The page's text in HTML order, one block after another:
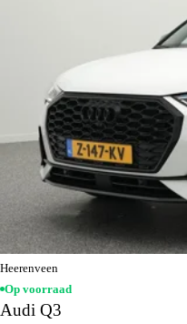
Heerenveen
Op voorraad
Audi Q3